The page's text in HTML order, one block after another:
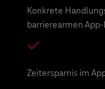
Konkrete
barrierearmen
Zeitersparnis im